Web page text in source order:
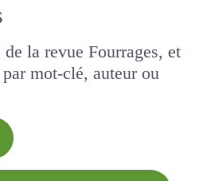
la revue Fourrages, et
mot-clé, auteur ou